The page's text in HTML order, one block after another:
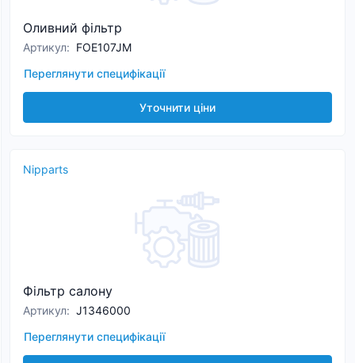
Оливний фільтр
Артикул: FOE107JM
Переглянути специфікації
Уточнити ціни
Nipparts
Фільтр салону
Артикул: J1346000
Переглянути специфікації